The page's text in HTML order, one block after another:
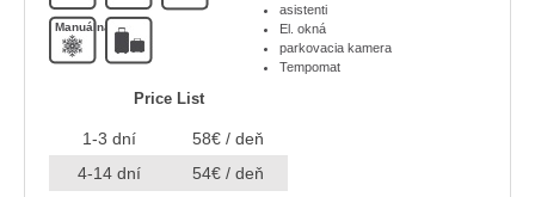
Manuálna
asistenti
El. okná
parkovacia kamera
Tempomat
Price List
1-3 dní
58€ / deň
4-14 dní
54€ / deň